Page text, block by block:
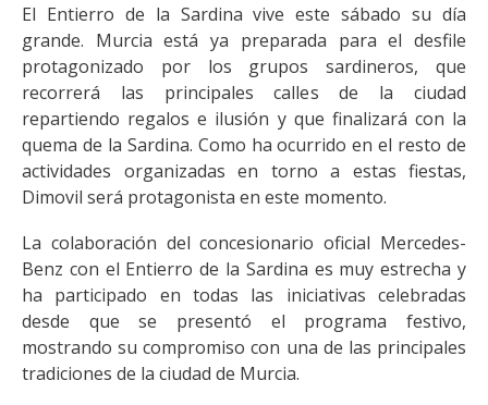
El Entierro de la Sardina vive este sábado su día
grande. Murcia está ya preparada para el desfile
protagonizado por los grupos sardineros, que
recorrerá las principales calles de la ciudad
repartiendo regalos e ilusión y que finalizará con la
quema de la Sardina. Como ha ocurrido en el resto de
actividades organizadas en torno a estas fiestas,
Dimovil será protagonista en este momento.
La colaboración del concesionario oficial Mercedes-
Benz con el Entierro de la Sardina es muy estrecha y
ha participado en todas las iniciativas celebradas
desde que se presentó el programa festivo,
mostrando su compromiso con una de las principales
tradiciones de la ciudad de Murcia.